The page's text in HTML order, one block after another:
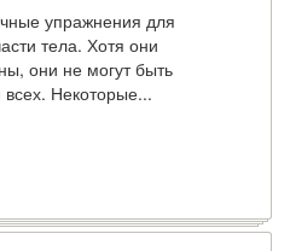
упражнения для
тела. Хотя они
они не могут быть
Некоторые...